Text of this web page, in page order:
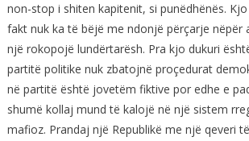
non-stop i shiten kapitenit, si punëdhënës.
fakt nuk ka të bëjë me ndonjë përçarje nëpër
një rokopojë lundërtarësh. Pra kjo dukuri
partitë politike nuk zbatojnë proçedurat
në partitë është jovetëm fiktive por edhe e
shumë kollaj mund të kalojë në një sistem
mafioz. Prandaj një Republikë me një qeveri